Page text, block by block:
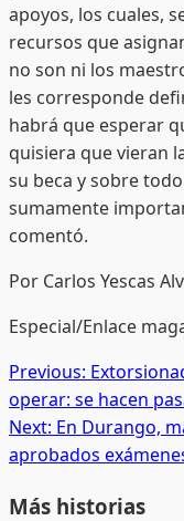
apoyos, los cuales,
recursos que
no son ni los
les corresponde
habrá que esperar
quisiera que vieran
su beca y sobre
sumamente
comentó.
Por Carlos Yescas
Especial/Enlace
Post
navigation
Previous:
operar: se hacen
Next: En Durango,
aprobados
Más historias